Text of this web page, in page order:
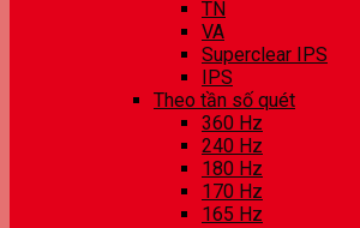
TN
VA
Superclear IPS
IPS
Theo tần số quét
360 Hz
240 Hz
180 Hz
170 Hz
165 Hz